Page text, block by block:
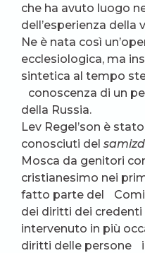
che ha avuto luogo
dell’esperienza della
Ne è nata così
ecclesiologica, ma
sintetica al tempo
conoscenza di un
della Russia.
Lev Regel’son è
conosciuti del
Mosca da genitori
cristianesimo nei
fatto parte del
dei diritti dei credenti
intervenuto in più
diritti delle persone